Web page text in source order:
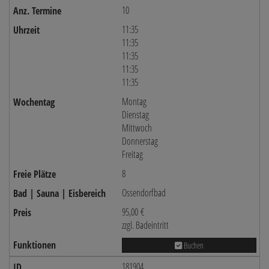
10
11:35
11:35
11:35
11:35
11:35
Montag
Dienstag
Mittwoch
Donnerstag
Freitag
8
Ossendorfbad
95,00 €
zzgl. Badeintritt
Buchen